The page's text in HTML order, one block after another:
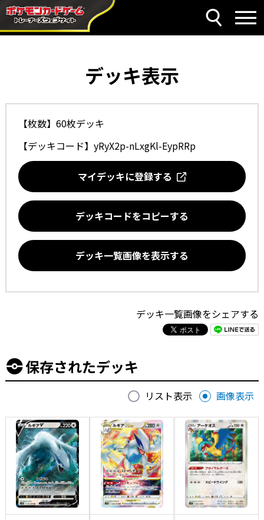
デッキ表示
【枚数】60枚デッキ
【デッキコード】 yRyX2p-nLxgKl-EypRRp
マイデッキに登録する
デッキコードをコピーする
デッキ一覧画像を表示する
デッキ一覧画像をシェアする
保存されたデッキ
リスト表示 画像表示